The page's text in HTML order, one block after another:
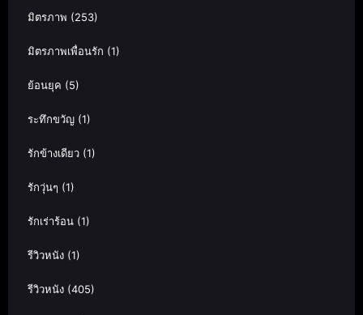
มิตรภาพ (253)
มิตรภาพเพื่อนรัก (1)
ย้อนยุค (5)
ระทึกขวัญ (1)
รักข้างเดียว (1)
รักวุ่นๆ (1)
รักเร่าร้อน (1)
รีวิวหนัง (1)
รีวิวหนัง (405)